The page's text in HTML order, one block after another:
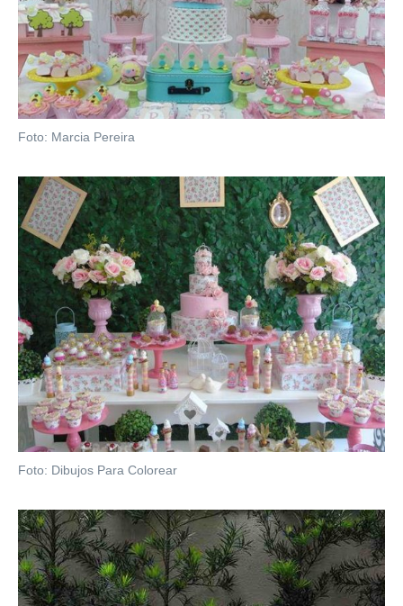
Foto: Marcia Pereira
Foto: Dibujos Para Colorear